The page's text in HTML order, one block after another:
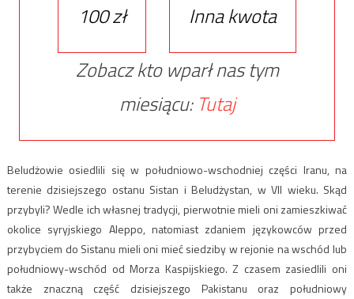
100 zł
Inna kwota
Zobacz kto wparł nas tym
miesiącu: Tutaj
Beludżowie osiedlili się w południowo-wschodniej części Iranu, na
terenie dzisiejszego ostanu Sistan i Beludżystan, w VII wieku. Skąd
przybyli? Wedle ich własnej tradycji, pierwotnie mieli oni zamieszkiwać
okolice syryjskiego Aleppo, natomiast zdaniem językowców przed
przybyciem do Sistanu mieli oni mieć siedziby w rejonie na wschód lub
południowy-wschód od Morza Kaspijskiego. Z czasem zasiedlili oni
także znaczną część dzisiejszego Pakistanu oraz południowy